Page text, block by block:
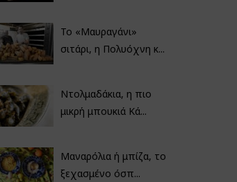
Το «Μαυραγάνι»
σιτάρι, η Πολυόχνη κ...
Ντολμαδάκια, η πιο
μικρή μπουκιά Κά...
Μαναρόλια ή μπίζα, το
ξεχασμένο όσπ...